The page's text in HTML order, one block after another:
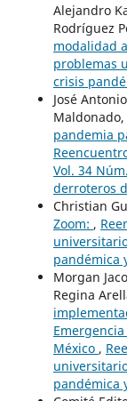
Alejandro
Rodríguez
modalidad
problemas
crisis
José
Maldonado,
pandemia
Vol. 34
derroteros
Christian
Zoom: ,
pandémica
Morgan
Regina
México ,
pandémica